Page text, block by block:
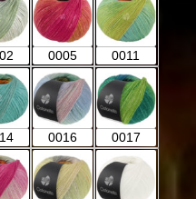
0005 0011
0016 0017